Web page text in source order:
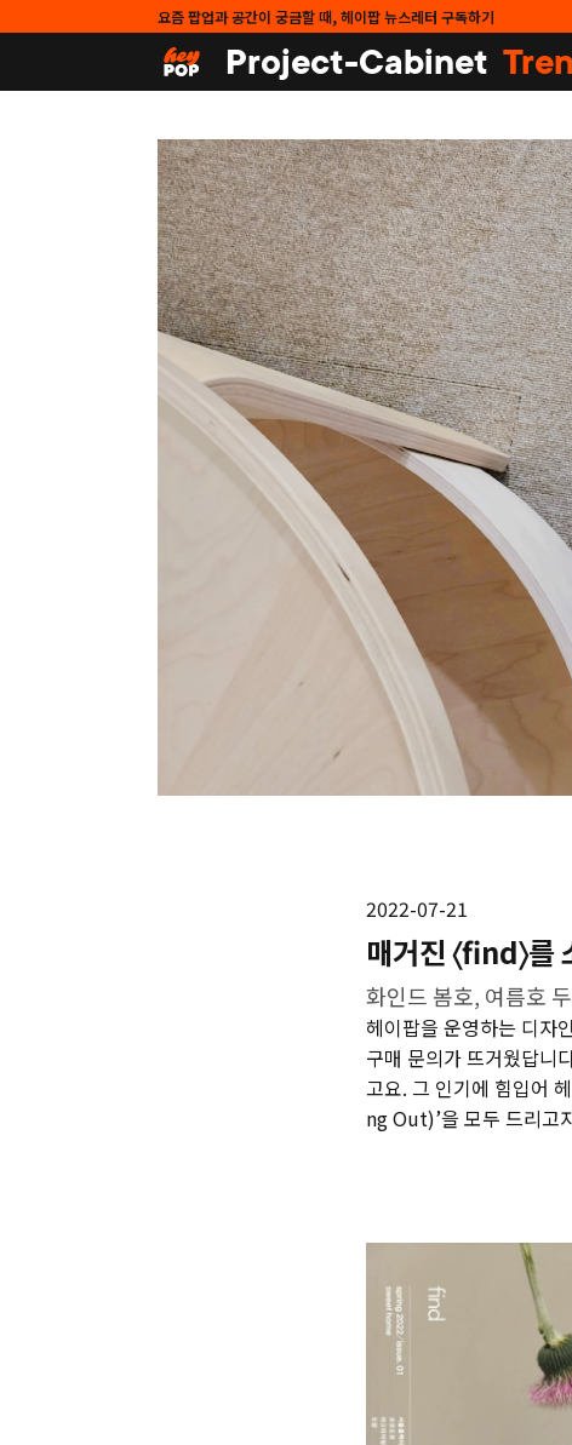
요즘 팝업과 공간이 궁금할 때, 헤이팝 뉴스레터 구독하기
Project-Cabinet
2022-07-21
매거진 〈find〉
화인드 봄호, 여름호
헤이팝을 운영하는 디자
구매 문의가 뜨거웠답니
고요. 그 인기에 힘입어
ng Out)’을 모두 드리고